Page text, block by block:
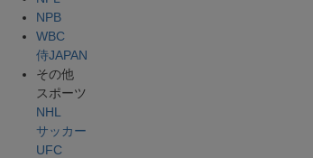
NPB
WBC
侍JAPAN
その他
スポーツ
NHL
サッカー
UFC